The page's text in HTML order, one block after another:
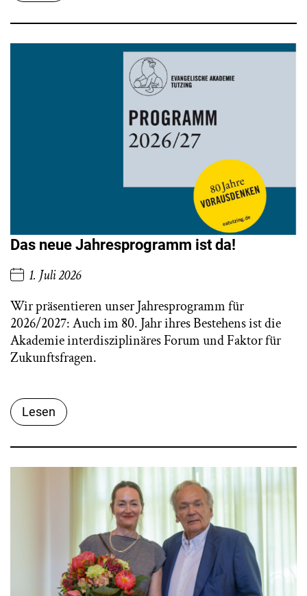
Das neue Jahresprogramm ist da!
1. Juli 2026
Wir präsentieren unser Jahresprogramm für
2026/2027: Auch im 80. Jahr ihres Bestehens ist die
Akademie interdisziplinäres Forum und Faktor für
Zukunftsfragen.
Lesen